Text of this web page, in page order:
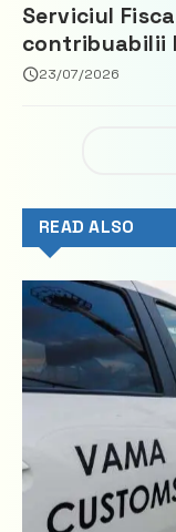
Serviciul
contribuabilii
privind
23/07/2026
READ ALSO